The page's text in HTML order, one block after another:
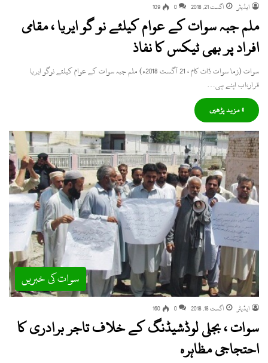
ایڈیٹر اگست 21, 2018 0
109
ملم جبہ سوات کے عوام کیلئے نو گو ایریا ، مقامی
افراد پر بھی ٹیکس کا نفاذ
سوات (زما سوات ڈاٹ کام ، 21 آگست 2018ء) ملم جبہ سوات کے عوام کیلئے نوگو ایریا
قرار،اب اپنے ہی…
» مزید پڑھیں
سوات کی خبریں
ایڈیٹر اگست 18, 2018 0
160
سوات ، بجلی لوڈشیڈنگ کے خلاف تاجر برادری کا
احتجاجی مظاہرہ